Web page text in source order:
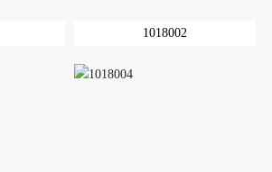
1018002